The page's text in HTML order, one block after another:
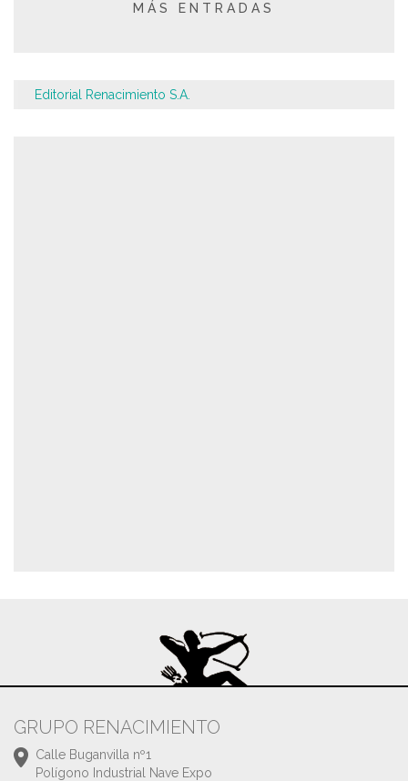
MÁS ENTRADAS
Editorial Renacimiento S.A.
GRUPO RENACIMIENTO
Calle Buganvilla nº1
Polígono Industrial Nave Expo